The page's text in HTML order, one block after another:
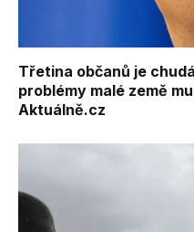
Třetina občanů je
problémy malé země
Aktuálně.cz